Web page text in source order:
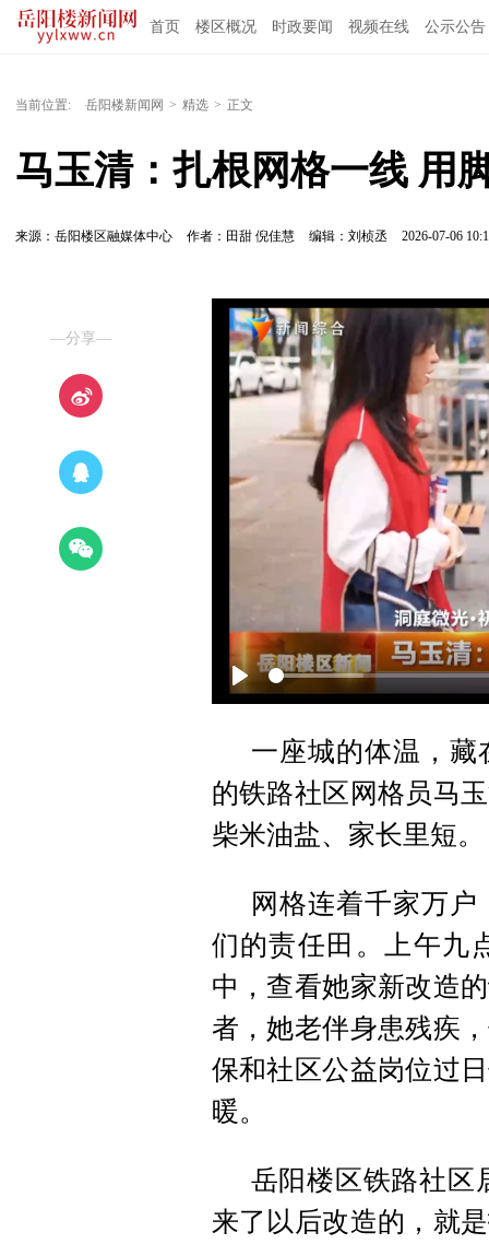
首页 楼区概况 时政要闻 视频在线 公示公告
当前位置: 岳阳楼新闻网 > 精选 > 正文
马玉清：扎根网格一线 用
来源：岳阳楼区融媒体中心 作者：田甜 倪佳慧 编辑：刘桢丞 2026-07-06
—分享—
Play
一座城的体温，藏
的铁路社区网格员马
柴米油盐、家长里短。
网格连着千家万
们的责任田。上午九
中，查看她家新改造
者，她老伴身患残疾
保和社区公益岗位过
暖。
岳阳楼区铁路社区
来了以后改造的，就